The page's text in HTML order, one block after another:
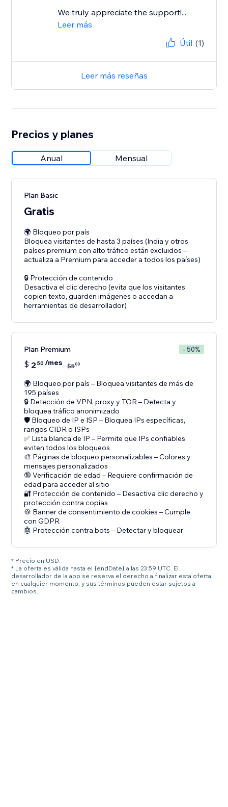
We truly appreciate the support!...
Leer más
Útil (1)
Leer más reseñas
Precios y planes
Anual Mensual
Plan Basic
Gratis
🌍 Bloqueo por país
Bloquea visitantes de hasta 3 países (India y otros
países premium con alto tráfico están excluidos –
actualiza a Premium para acceder a todos los países)
🔒 Protección de contenido
Desactiva el clic derecho (evita que los visitantes
copien texto, guarden imágenes o accedan a
Plan Premium - 50%
$ 2 50 /mes $500
🌍 Bloqueo por país – Bloquea visitantes de más de
195 países
🔒 Detección de VPN, proxy y TOR – Detecta y
bloquea tráfico anonimizado
🛡️ Bloqueo de IP e ISP – Bloquea IPs específicas,
rangos CIDR o ISPs
✅ Lista blanca de IP – Permite que IPs confiables
eviten todos los bloqueos
🎨 Páginas de bloqueo personalizables – Colores y
mensajes personalizados
🔞 Verificación de edad – Requiere confirmación de
edad para acceder al sitio
🔐 Protección de contenido – Desactiva clic derecho y
protección contra copias
🍪 Banner de consentimiento de cookies – Cumple
con GDPR
🤖 Protección contra bots – Detectar y bloquear
* Precio en USD.
* La oferta es válida hasta el {endDate} a las 23:59 UTC. El
desarrollador de la app se reserva el derecho a finalizar esta oferta
en cualquier momento, y sus términos pueden estar sujetos a
cambios.